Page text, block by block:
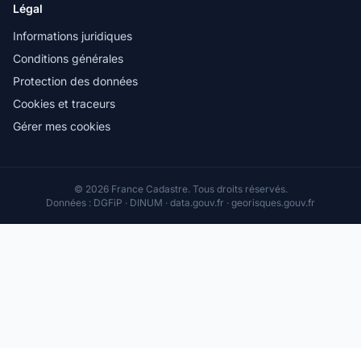
Légal
Informations juridiques
Conditions générales
Protection des données
Cookies et traceurs
Gérer mes cookies
© 2026 France Cadastre. Tous droits réservés.
Données : DGFiP · DINUM · data.gouv.fr · georisques.gouv.fr